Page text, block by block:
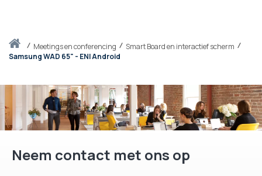
Thuismeetings en conferencing
Smart Board en interactief scherm
Samsung WAD 65" - ENI Android
Neem contact met ons op